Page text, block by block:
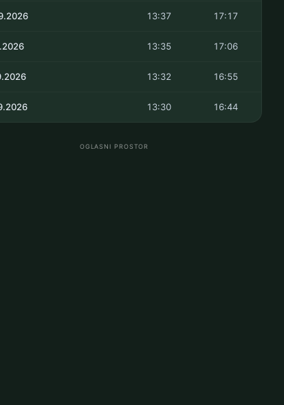
13:37 17:17
13:35 17:06
13:32 16:55
13:30 16:44
OGLASNI PROSTOR